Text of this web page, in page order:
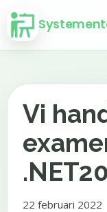
Vi
.NET20
22 februari 2022